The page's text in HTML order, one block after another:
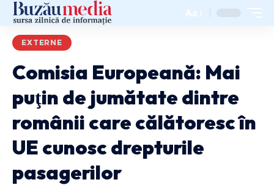
Aa
EXTERNE
Comisia Europeană: Mai
puţin de jumătate dintre
românii care călătoresc în
UE cunosc drepturile
pasagerilor